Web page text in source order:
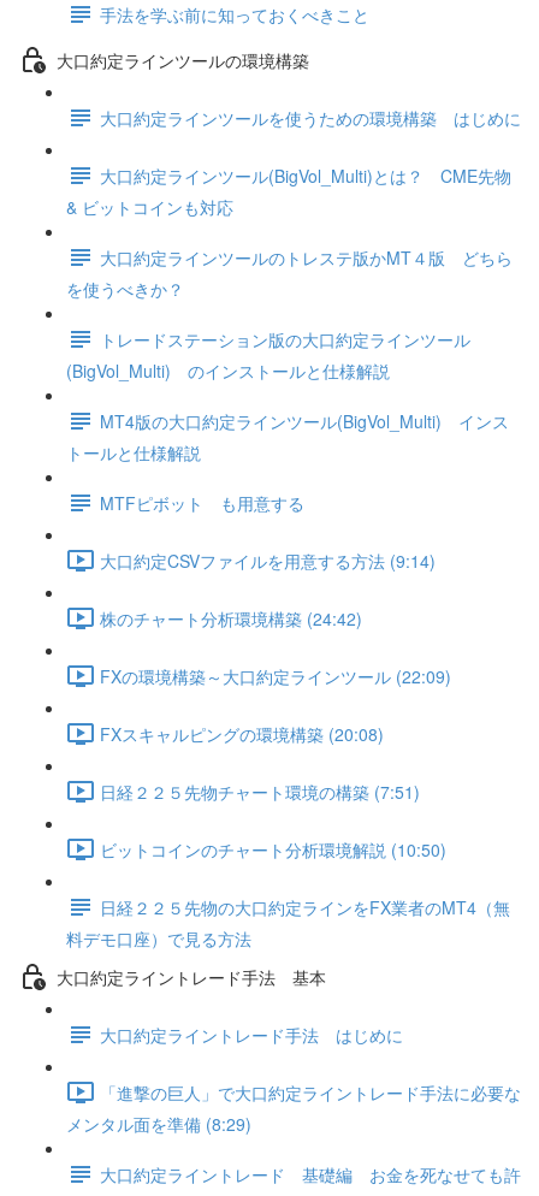
手法を学ぶ前に知っておくべきこと
大口約定ラインツールの環境構築
大口約定ラインツールを使うための環境構築 はじめに
大口約定ラインツール(BigVol_Multi)とは？ CME先物
& ビットコインも対応
大口約定ラインツールのトレステ版かMT４版 どちら
を使うべきか？
トレードステーション版の大口約定ラインツール
(BigVol_Multi) のインストールと仕様解説
MT4版の大口約定ラインツール(BigVol_Multi) インス
トールと仕様解説
MTFピボット も用意する
大口約定CSVファイルを用意する方法 (9:14)
株のチャート分析環境構築 (24:42)
FXの環境構築～大口約定ラインツール (22:09)
FXスキャルピングの環境構築 (20:08)
日経２２５先物チャート環境の構築 (7:51)
ビットコインのチャート分析環境解説 (10:50)
日経２２５先物の大口約定ラインをFX業者のMT4（無
料デモ口座）で見る方法
大口約定ライントレード手法 基本
大口約定ライントレード手法 はじめに
「進撃の巨人」で大口約定ライントレード手法に必要な
メンタル面を準備 (8:29)
大口約定ライントレード 基礎編 お金を死なせても許